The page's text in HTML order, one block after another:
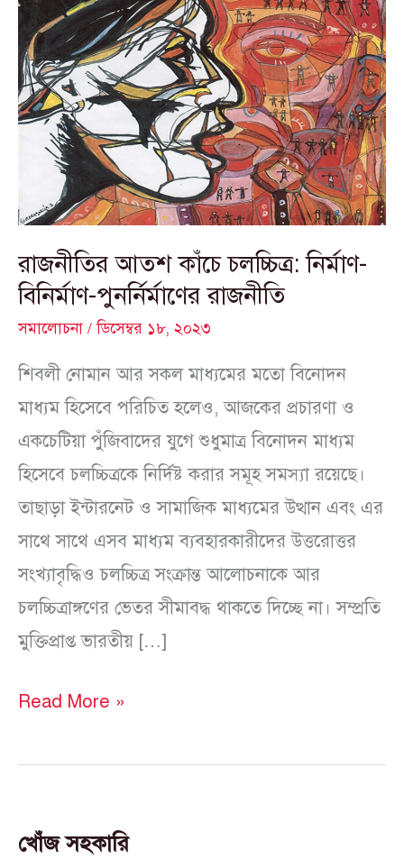
রাজনীতির আতশ কাঁচে চলচ্চিত্র: নির্মাণ-
বিনির্মাণ-পুনর্নির্মাণের রাজনীতি
সমালোচনা /ডিসেম্বর ১৮, ২০২৩
শিবলী নোমান আর সকল মাধ্যমের মতো বিনোদন
মাধ্যম হিসেবে পরিচিত হলেও, আজকের প্রচারণা ও
একচেটিয়া পুঁজিবাদের যুগে শুধুমাত্র বিনোদন মাধ্যম
হিসেবে চলচ্চিত্রকে নির্দিষ্ট করার সমূহ সমস্যা রয়েছে।
তাছাড়া ইন্টারনেট ও সামাজিক মাধ্যমের উত্থান এবং এর
সাথে সাথে এসব মাধ্যম ব্যবহারকারীদের উত্তরোত্তর
সংখ্যাবৃদ্ধিও চলচ্চিত্র সংক্রান্ত আলোচনাকে আর
চলচ্চিত্রাঙ্গণের ভেতর সীমাবদ্ধ থাকতে দিচ্ছে না। সম্প্রতি
মুক্তিপ্রাপ্ত ভারতীয় […]
রাজনীতির
আতশ
কাঁচে
চলচ্চিত্র:
নির্মাণ-
বিনির্মাণ-
পুনর্নির্মাণের
রাজনীতি
Read More »
খোঁজ সহকারি